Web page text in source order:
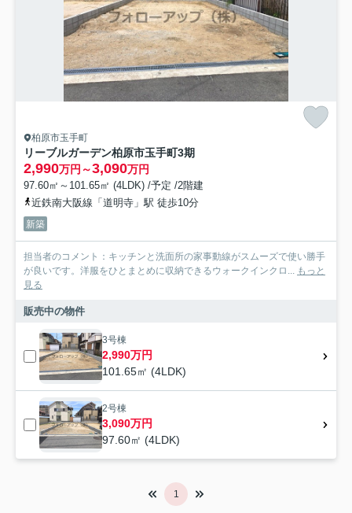
柏原市玉手町
リーブルガーデン柏原市玉手町3期
2,990万円～3,090万円
97.60㎡～101.65㎡ (4LDK) /予定 /2階建
近鉄南大阪線「道明寺」駅 徒歩10分
新築
担当者のコメント：キッチンと洗面所の家事動線がスムーズで使い勝手
が良いです。洋服をひとまとめに収納できるウォークインクロ... もっと
見る
販売中の物件
3号棟
2,990万円
101.65㎡ (4LDK)
2号棟
3,090万円
97.60㎡ (4LDK)
1